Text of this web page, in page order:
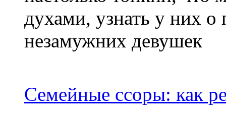
духами, узнать у них
незамужних девушек
Семейные ссоры: как